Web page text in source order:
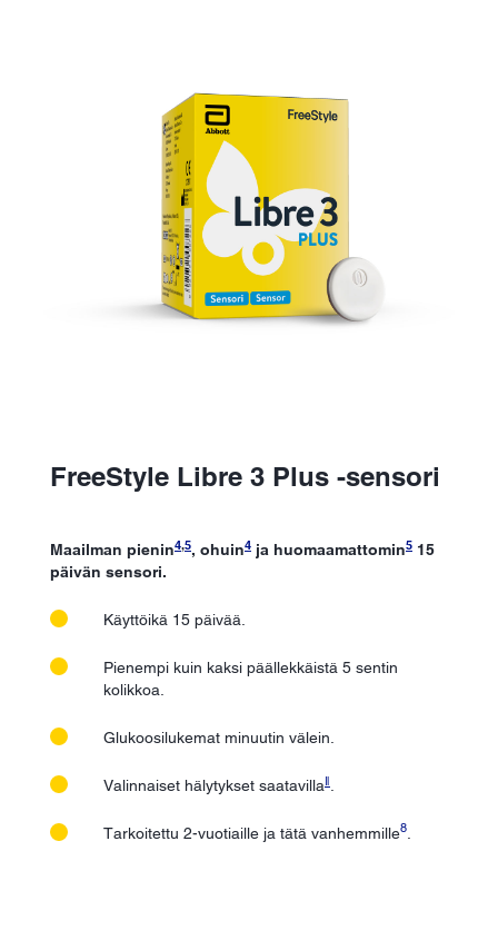
FreeStyle Libre 3 Plus -sensori
Maailman pienin4,5, ohuin4 ja huomaamattomin5 15
päivän sensori.
Käyttöikä 15 päivää.
Pienempi kuin kaksi päällekkäistä 5 sentin
kolikkoa.
Glukoosilukemat minuutin välein.
Valinnaiset hälytykset saatavillaǁ
Tarkoitettu 2-vuotiaille ja tätä vanhemmille8